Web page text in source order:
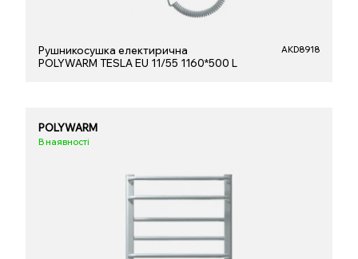
Рушникосушка електирична
POLYWARM TESLA EU 11/55 1160*500 L
AKD8918
POLYWARM
В наявності